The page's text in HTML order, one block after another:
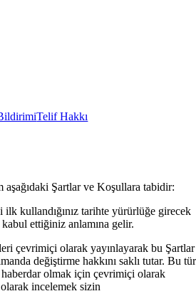
Telif Hakkı
aşağıdaki Şartlar ve Koşullara tabidir:
kullandığınız tarihte yürürlüğe girecek
ettiğiniz anlamına gelir.
çevrimiçi olarak yayınlayarak bu Şartlar
değiştirme hakkını saklı tutar. Bu tür
olmak için çevrimiçi olarak
incelemek sizin